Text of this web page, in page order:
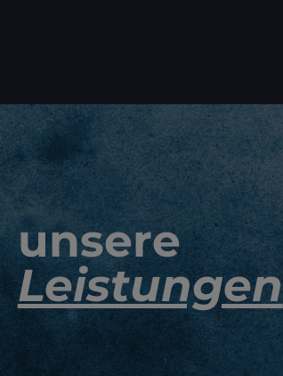
unsere
Leistungen